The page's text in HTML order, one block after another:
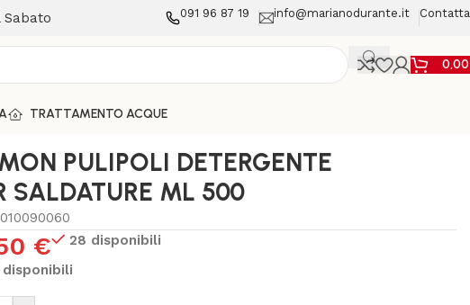
091 96 87 19 info@marianodurante.it
TRATTAMENTO ACQUE
PULIPOLI DETERGENTE
SALDATURE ML 500
010090060
€
28 disponibili
disponibili